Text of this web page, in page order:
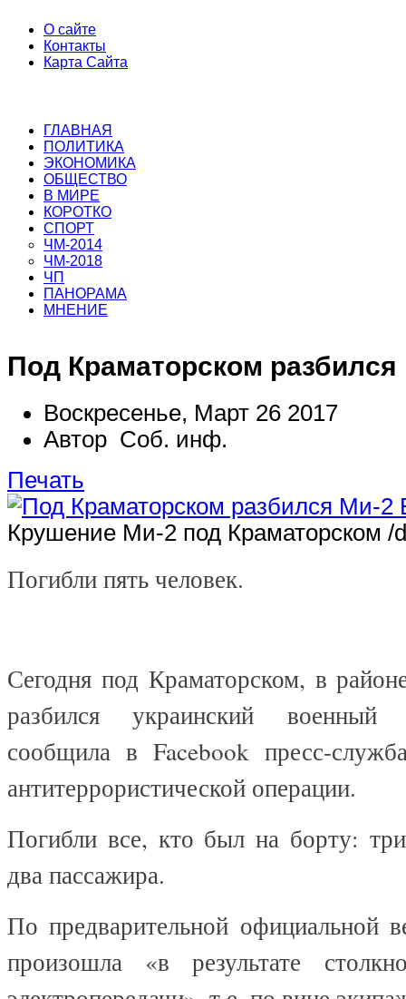
О сайте
Контакты
Карта Сайта
ГЛАВНАЯ
ПОЛИТИКА
ЭКОНОМИКА
ОБЩЕСТВО
В МИРЕ
КОРОТКО
СПОРТ
ЧМ-2014
ЧМ-2018
ЧП
ПАНОРАМА
МНЕНИЕ
Под Краматорском
Воскресенье, Март 26 2017
Автор Соб. инф.
Печать
Крушение Ми-2 под Краматорском /
Погибли пять человек.
Сегодня под Краматорском, в
разбился украинский
сообщила в Facebook пресс-
антитеррористической операции.
Погибли все, кто был на борту:
два пассажира.
По предварительной официальной
произошла «в результате